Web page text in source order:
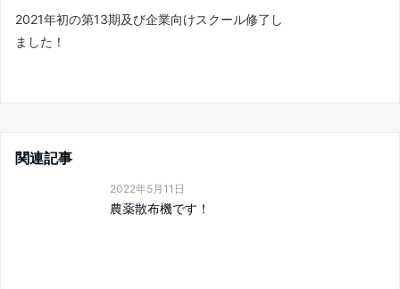
2021年初の第13期及び企業向けスクール修了し
ました！
関連記事
2022年5月11日
農薬散布機です！